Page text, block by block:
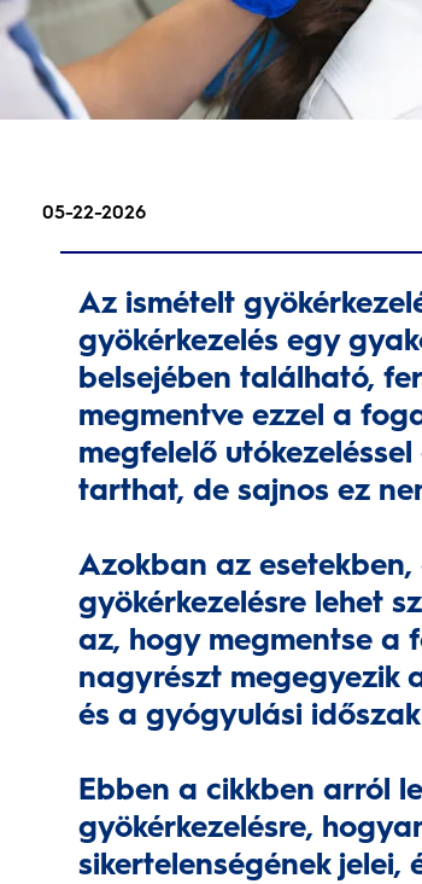
05-22-2026
Az ismételt
gyökérkezelés egy
belsejében található,
megmentve ezzel a
megfelelő
tarthat, de sajnos ez
Azokban az
gyökérkezelésre lehet
az, hogy megmentse a
nagyrészt megegyezik
és a gyógyulási
Ebben a cikkben arról
gyökérkezelésre,
sikertelenségének jelei,